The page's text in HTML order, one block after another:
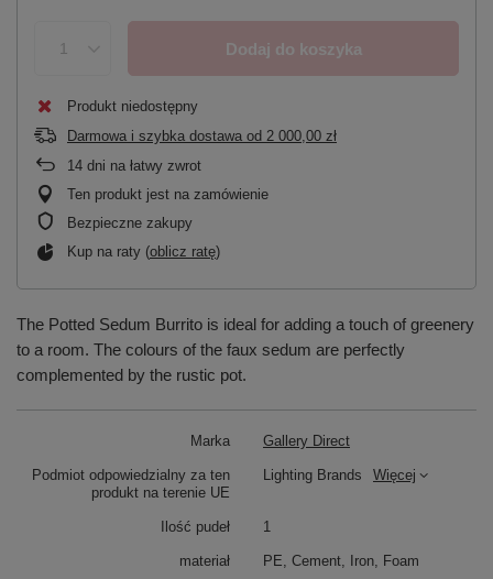
Dodaj do koszyka
Produkt niedostępny
Darmowa i szybka dostawa od 2 000,00 zł
14 dni na łatwy zwrot
Ten produkt jest na zamówienie
Bezpieczne zakupy
Kup na raty (oblicz ratę)
The Potted Sedum Burrito is ideal for adding a touch of greenery
to a room. The colours of the faux sedum are perfectly
complemented by the rustic pot.
Marka Gallery Direct
Podmiot odpowiedzialny za ten
produkt na terenie UE
Lighting Brands Więcej
Ilość pudeł 1
materiał PE, Cement, Iron, Foam